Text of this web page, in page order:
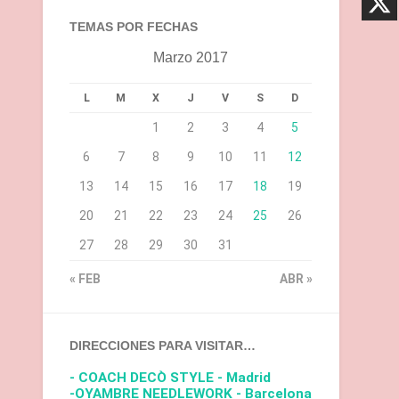
TEMAS POR FECHAS
Marzo 2017
L M X J V S D
1 2 3 4 5
6 7 8 9 10 11 12
13 14 15 16 17 18 19
20 21 22 23 24 25 26
27 28 29 30 31
« FEB ABR »
DIRECCIONES PARA VISITAR…
- COACH DECÒ STYLE - Madrid
-OYAMBRE NEEDLEWORK - Barcelona